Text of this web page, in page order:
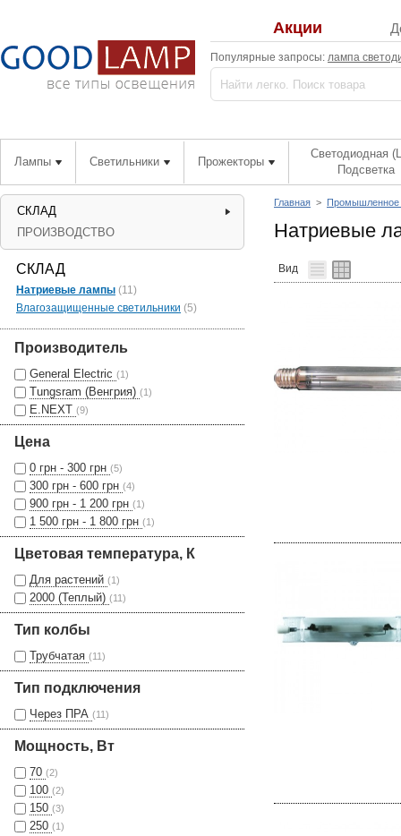
Акции
Популярные запросы: лампа
Лампы Светильники Прожекторы
Светодиодная
Подсветка
Главная > Промышленное
Натриевые
Вид
СКЛАД
ПРОИЗВОДСТВО
СКЛАД
Натриевые лампы (11)
Влагозащищенные светильники (5)
Производитель
General Electric (1)
Tungsram (Венгрия) (1)
E.NEXT (9)
Цена
0 грн - 300 грн (5)
300 грн - 600 грн (4)
900 грн - 1 200 грн (1)
1 500 грн - 1 800 грн (1)
Цветовая температура, К
Для растений (1)
2000 (Теплый) (11)
Тип колбы
Трубчатая (11)
Тип подключения
Через ПРА (11)
Мощность, Вт
70 (2)
100 (2)
150 (3)
250 (1)